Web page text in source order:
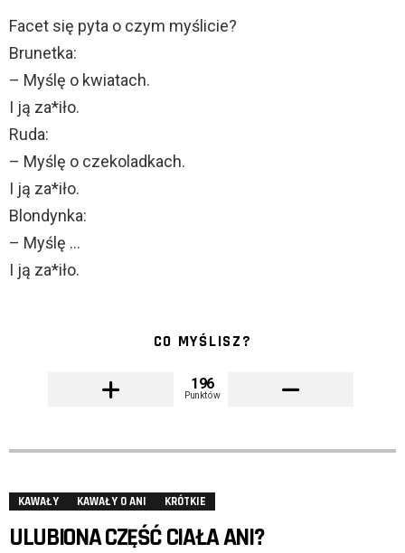
Facet się pyta o czym myślicie?
Brunetka:
– Myślę o kwiatach.
I ją za*iło.
Ruda:
– Myślę o czekoladkach.
I ją za*iło.
Blondynka:
– Myślę …
I ją za*iło.
CO MYŚLISZ?
196
Punktów
KAWAŁY KAWAŁY O ANI KRÓTKIE
ULUBIONA CZĘŚĆ CIAŁA ANI?